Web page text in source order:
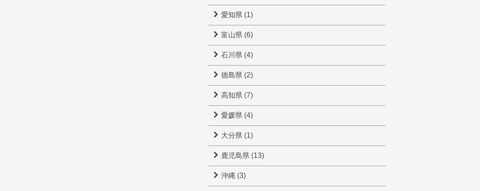
愛知県 (1)
富山県 (6)
石川県 (4)
徳島県 (2)
高知県 (7)
愛媛県 (4)
大分県 (1)
鹿児島県 (13)
沖縄 (3)